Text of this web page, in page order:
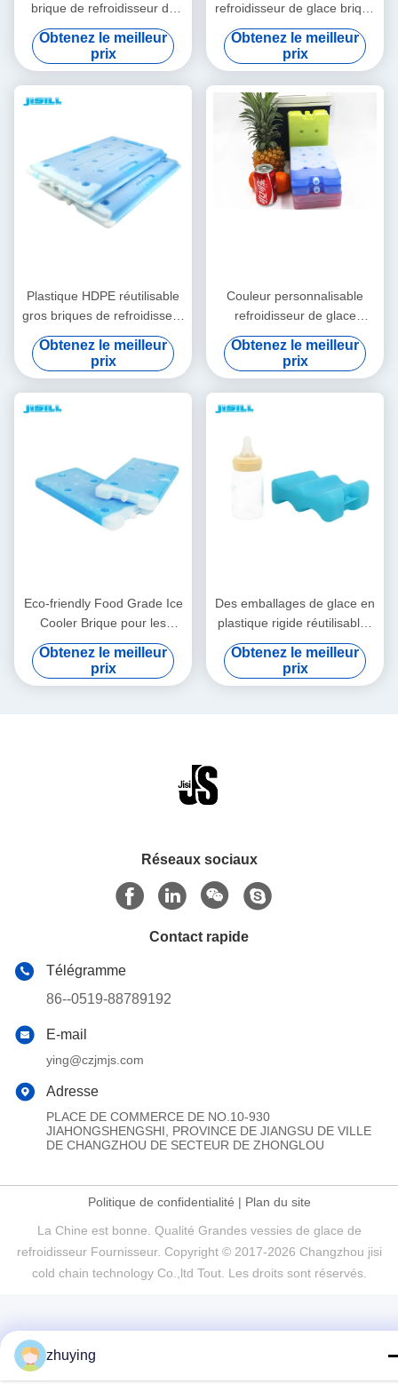
brique de refroidisseur de
glace de puzzle de W à
l'intérieur de matériel pour
des boissons d'aliments
surgelés
Obtenez le meilleur
prix
refroidisseur de glace brique
pour l'isolation refroidisseur
de boîtes de différentes
couleurs pour les aliments
surgelés
Obtenez le meilleur
prix
Plastique HDPE réutilisable
gros briques de refroidisseur
de glace pour le transport
par chaîne froide pour les
aliments surgelés
Obtenez le meilleur
prix
Couleur personnalisable
refroidisseur de glace
brique, gel réutilisable
plaque froide pour la crème
glacée pour les aliments
surgelés
Obtenez le meilleur
prix
Eco-friendly Food Grade Ice
Cooler Brique pour les
aliments Longtemps de
transport Pour les aliments
congelés
Obtenez le meilleur
prix
Des emballages de glace en
plastique rigide réutilisables
de qualité alimentaire avec
forme ondulée pour la bière
Obtenez le meilleur
prix
Réseaux sociaux
Contact rapide
Télégramme
86--0519-88789192
E-mail
ying@czjmjs.com
Adresse
PLACE DE COMMERCE DE NO.10-930
JIAHONGSHENGSHI, PROVINCE DE JIANGSU DE VILLE
DE CHANGZHOU DE SECTEUR DE ZHONGLOU
Politique de confidentialité | Plan du site
La Chine est bonne. Qualité Grandes vessies de glace de
refroidisseur Fournisseur. Copyright © 2017-2026 Changzhou jisi
cold chain technology Co.,ltd Tout. Les droits sont réservés.
zhuying